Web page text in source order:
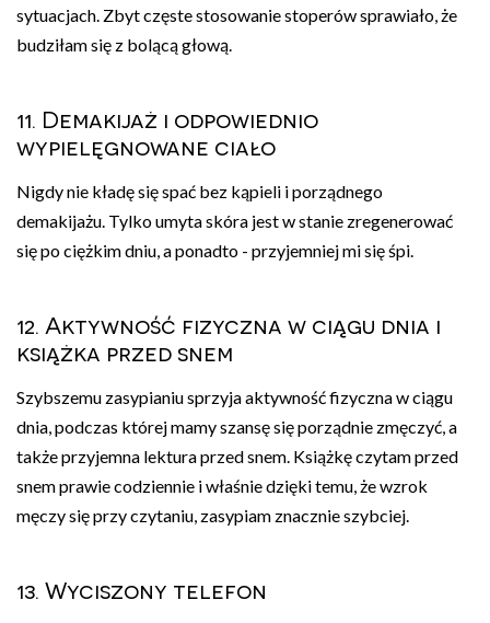
sytuacjach. Zbyt częste stosowanie stoperów sprawiało, że
budziłam się z bolącą głową.
11. Demakijaż i odpowiednio
wypielęgnowane ciało
Nigdy nie kładę się spać bez kąpieli i porządnego
demakijażu. Tylko umyta skóra jest w stanie zregenerować
się po ciężkim dniu, a ponadto - przyjemniej mi się śpi.
12. Aktywność fizyczna w ciągu dnia i
książka przed snem
Szybszemu zasypianiu sprzyja aktywność fizyczna w ciągu
dnia, podczas której mamy szansę się porządnie zmęczyć, a
także przyjemna lektura przed snem. Książkę czytam przed
snem prawie codziennie i właśnie dzięki temu, że wzrok
męczy się przy czytaniu, zasypiam znacznie szybciej.
13. Wyciszony telefon